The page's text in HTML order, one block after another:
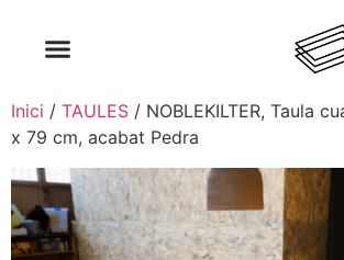
Inici / TAULES / NOBLEKILTER, Taula
x 79 cm, acabat Pedra